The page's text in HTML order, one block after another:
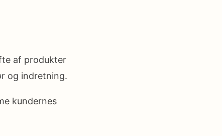
af produkter
og indretning.
kundernes